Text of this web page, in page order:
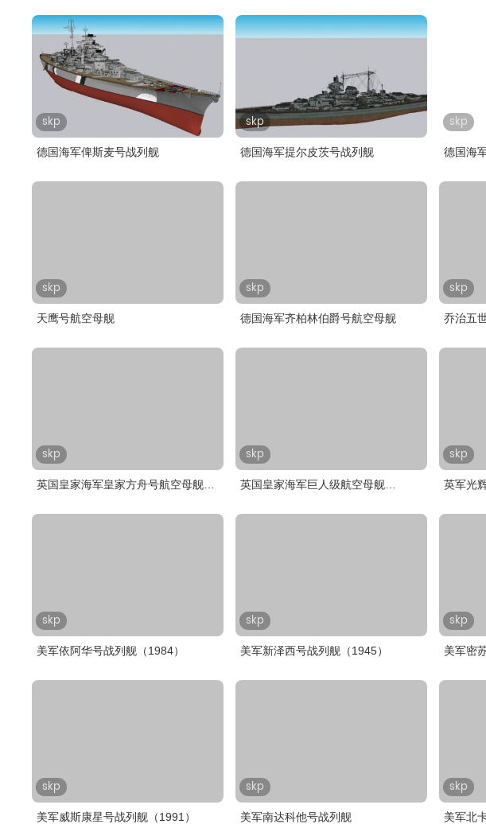
skp
德国海军俾斯麦号战列舰
skp
德国海军提尔皮茨号战列舰
skp
德国海
skp
天鹰号航空母舰
skp
德国海军齐柏林伯爵号航空母舰
skp
乔治五
skp
英国皇家海军皇家方舟号航空母舰
skp
英国皇家海军巨人级航空母舰
skp
英军光
skp
美军依阿华号战列舰（1984）
skp
美军新泽西号战列舰（1945）
skp
美军密
skp
美军威斯康星号战列舰（1991）
skp
美军南达科他号战列舰
skp
美军北